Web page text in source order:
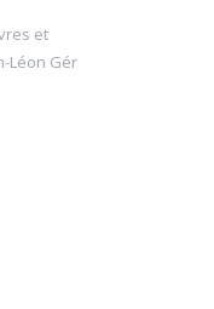
et
Léon Gér